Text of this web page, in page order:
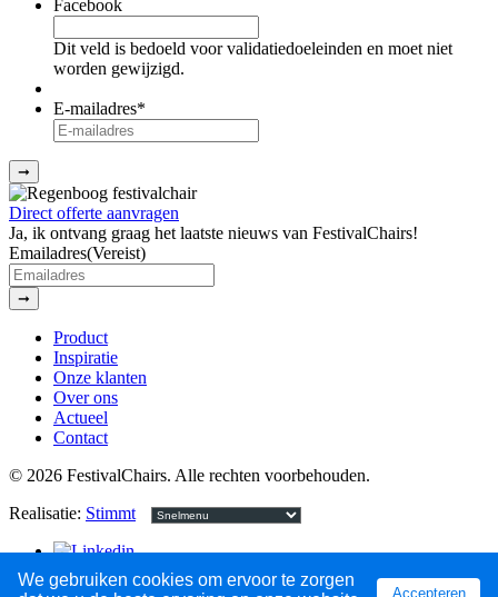
Facebook
Dit veld is bedoeld voor validatiedoeleinden en moet niet
worden gewijzigd.
E-mailadres*
➞
Direct offerte aanvragen
Ja, ik ontvang graag het laatste nieuws van FestivalChairs!
Emailadres(Vereist)
➞
Product
Inspiratie
Onze klanten
Over ons
Actueel
Contact
© 2026 FestivalChairs. Alle rechten voorbehouden.
Realisatie: Stimmt
We gebruiken cookies om ervoor te zorgen
Accepteren